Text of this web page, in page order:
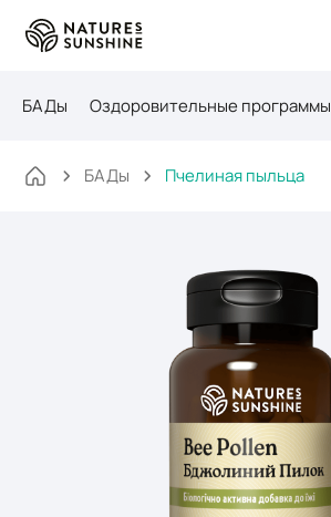
БАДы Оздоровительные программы
БАДы Пчелиная пыльца